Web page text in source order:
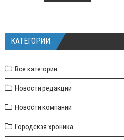
КАТЕГОРИИ
Все категории
Новости редакции
Новости компаний
Городская хроника